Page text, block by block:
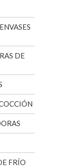
DE
FRÍO